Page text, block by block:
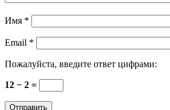
Имя *
Email *
Пожалуйста, введите ответ цифрами:
12 − 2 =